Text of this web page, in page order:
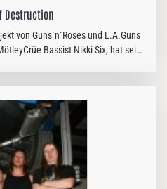
Destruction
von Guns´n´Roses und L.A.Guns
Bassist Nikki Six, hat seit